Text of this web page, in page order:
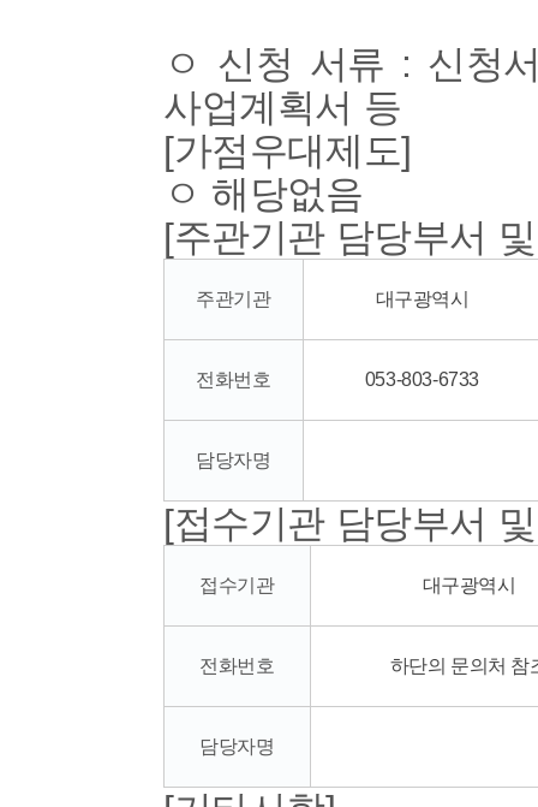
ㅇ 신청 서류 : 신청
사업계획서 등
[가점우대제도]
ㅇ 해당없음
[주관기관 담당부서
주관기관 대구광역시
전화번호 053-803-6733
담당자명
[접수기관 담당부서
접수기관 대구광역시
전화번호 하단의 문의처 참
담당자명